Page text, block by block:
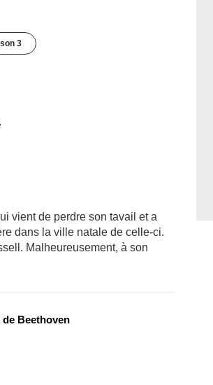
3
vient de perdre son tavail et a
dans la ville natale de celle-ci.
Malheureusement, à son
de Beethoven